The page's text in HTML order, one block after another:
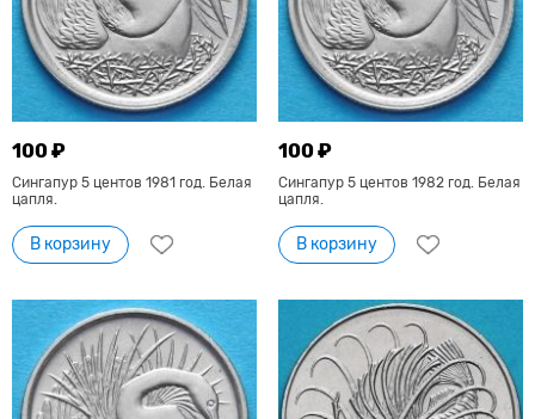
100 ₽
Сингапур 5 центов 1981 год. Белая
цапля.
В корзину
100 ₽
Сингапур 5 центов 1982 год. Белая
цапля.
В корзину